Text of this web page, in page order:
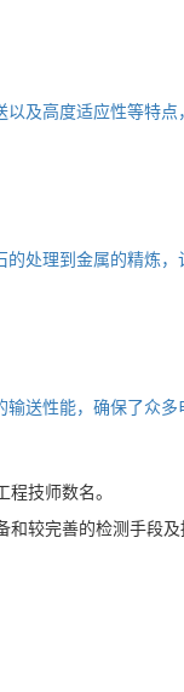
及高度适应性等特
处理到金属的精炼
送性能，确保了众多
技师数名。
较完善的检测手段